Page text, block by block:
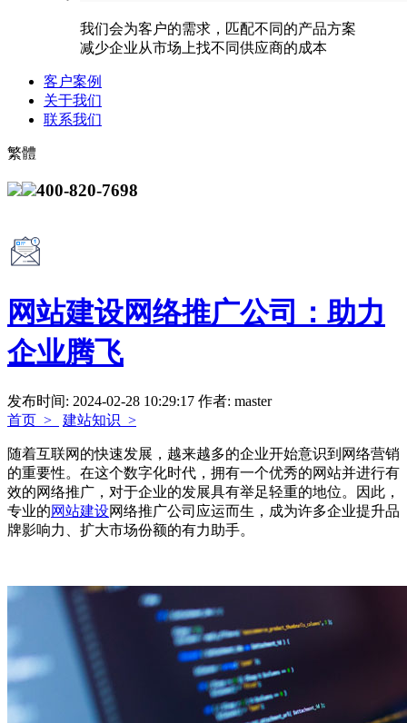
我们会为客户的需求，匹配不同的产品方案
减少企业从市场上找不同供应商的成本
客户案例
关于我们
联系我们
繁體
400-820-7698
网站建设网络推广公司：助力
企业腾飞
发布时间: 2024-02-28 10:29:17 作者: master
首页 >
建站知识 >
随着互联网的快速发展，越来越多的企业开始意识到网络营销
的重要性。在这个数字化时代，拥有一个优秀的网站并进行有
效的网络推广，对于企业的发展具有举足轻重的地位。因此，
专业的网站建设网络推广公司应运而生，成为许多企业提升品
牌影响力、扩大市场份额的有力助手。